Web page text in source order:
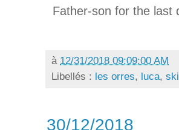
Father-son for the last
à 12/31/2018 09:09:00 AM
Libellés : les orres, luca, ski
30/12/2018